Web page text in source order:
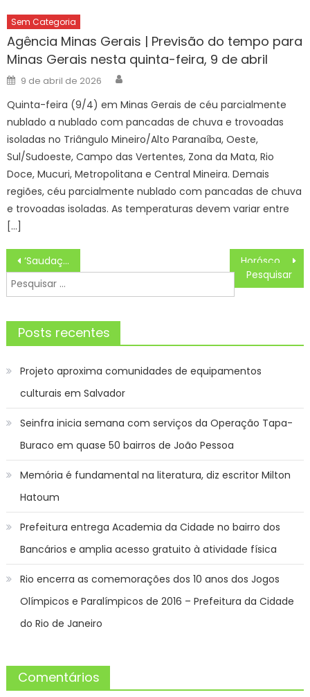
Sem Categoria
Agência Minas Gerais | Previsão do tempo para
Minas Gerais nesta quinta-feira, 9 de abril
Posted
on
9 de abril de 2026
Quinta-feira (9/4) em Minas Gerais de céu parcialmente
nublado a nublado com pancadas de chuva e trovoadas
isoladas no Triângulo Mineiro/Alto Paranaíba, Oeste,
Sul/Sudoeste, Campo das Vertentes, Zona da Mata, Rio
Doce, Mucuri, Metropolitana e Central Mineira. Demais
regiões, céu parcialmente nublado com pancadas de chuva
e trovoadas isoladas. As temperaturas devem variar entre
[…]
Navegação
de
Post
‘Saudações, Rita Lee Jones’ homenageia a Rainha do Rock
Pesquisar
por:
Posts recentes
Projeto aproxima comunidades de equipamentos
culturais em Salvador
Seinfra inicia semana com serviços da Operação Tapa-
Buraco em quase 50 bairros de João Pessoa
Memória é fundamental na literatura, diz escritor Milton
Hatoum
Prefeitura entrega Academia da Cidade no bairro dos
Bancários e amplia acesso gratuito à atividade física
Rio encerra as comemorações dos 10 anos dos Jogos
Olímpicos e Paralímpicos de 2016 – Prefeitura da Cidade
do Rio de Janeiro
Comentários